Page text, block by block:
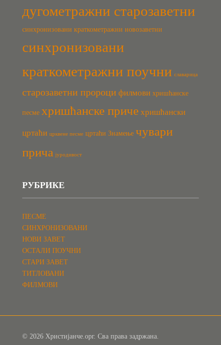
дугометражни старозаветни
синхронизовани краткометражни новозаветни
синхронизовани
краткометражни поучни славарица
старозаветни пророци филмови хришћанске
песме хришћанске приче хришћански
цртаћи црквене песме цртаћи Знамење чувари
прича јуродивост
РУБРИКЕ
ПЕСМЕ
СИНХРОНИЗОВАНИ
НОВИ ЗАВЕТ
ОСТАЛИ ПОУЧНИ
СТАРИ ЗАВЕТ
ТИТЛОВАНИ
ФИЛМОВИ
© 2026 Христијанче.орг. Сва права задржана.